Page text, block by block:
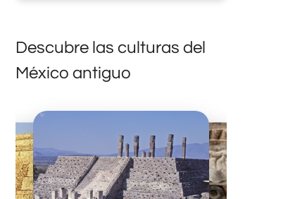
Descubre las culturas del
México antiguo